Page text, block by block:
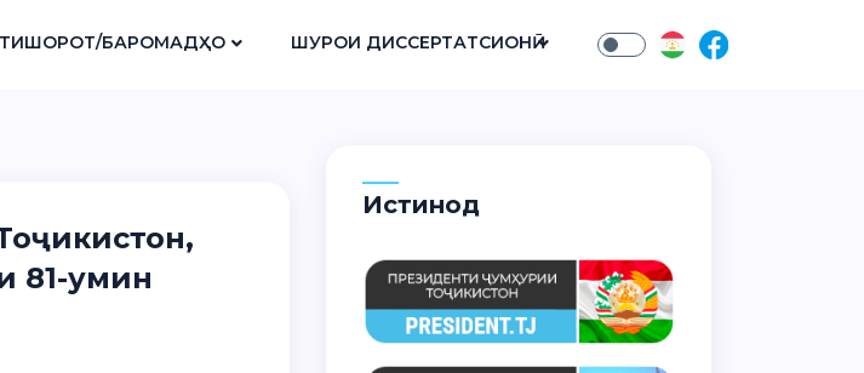
БАРОМАДҲО ШУРОИ ДИССЕРТАТСИОНӢ
81-умин
Истинод